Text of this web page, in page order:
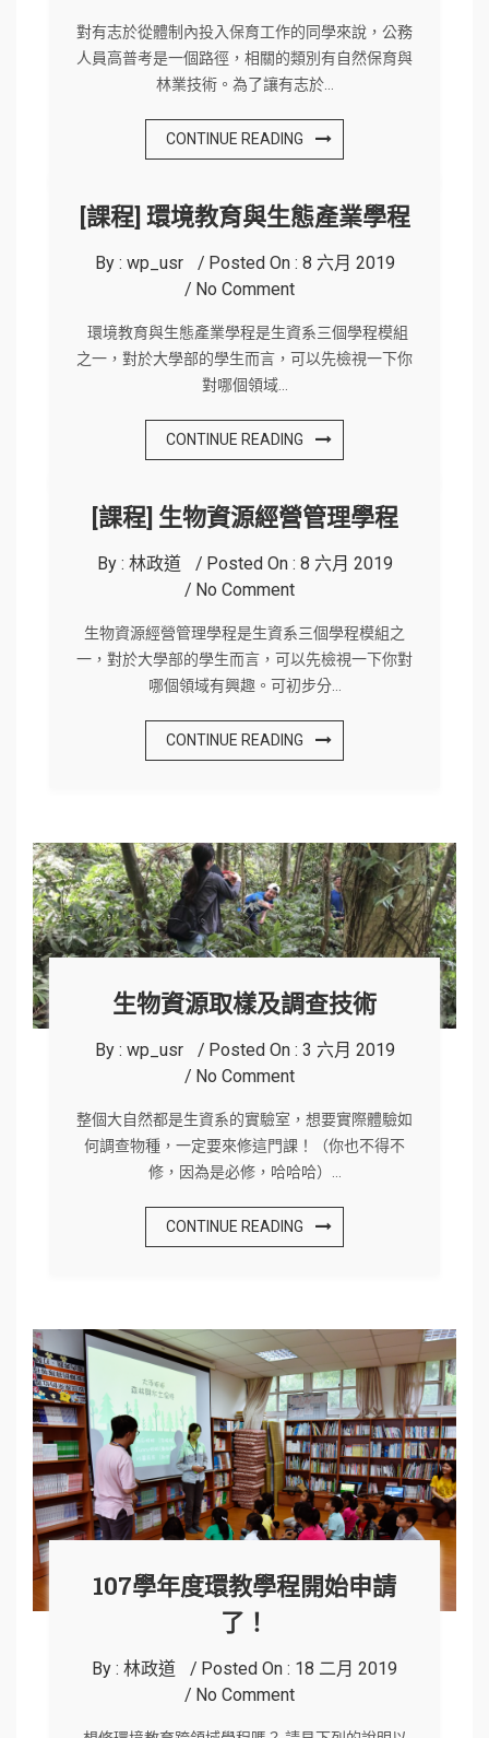
對有志於從體制內投入保育工作的同學來說，公務
人員高普考是一個路徑，相關的類別有自然保育與
林業技術。為了讓有志於…
CONTINUE READING
[課程] 環境教育與生態產業學程
By : wp_usr Posted On : 8 六月 2019
No Comment
環境教育與生態產業學程是生資系三個學程模組
之一，對於大學部的學生而言，可以先檢視一下你
對哪個領域…
CONTINUE READING
[課程] 生物資源經營管理學程
By : 林政道 Posted On : 8 六月 2019
No Comment
生物資源經營管理學程是生資系三個學程模組之
一，對於大學部的學生而言，可以先檢視一下你對
哪個領域有興趣。可初步分…
CONTINUE READING
生物資源取樣及調查技術
By : wp_usr Posted On : 3 六月 2019
No Comment
整個大自然都是生資系的實驗室，想要實際體驗如
何調查物種，一定要來修這門課！（你也不得不
修，因為是必修，哈哈哈）…
CONTINUE READING
107學年度環教學程開始申請
了！
By : 林政道 Posted On : 18 二月 2019
No Comment